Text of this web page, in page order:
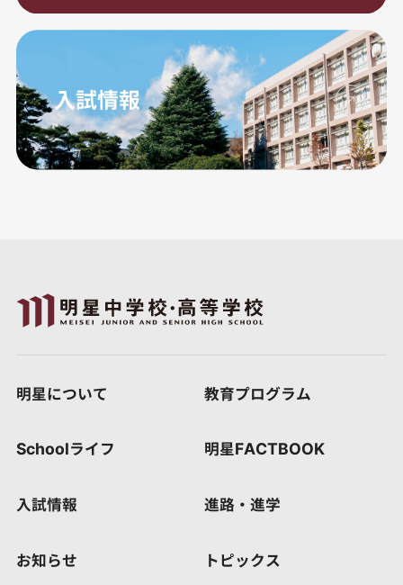
入試情報
明星について 教育プログラム
Schoolライフ 明星FACTBOOK
入試情報 進路・進学
お知らせ トピックス